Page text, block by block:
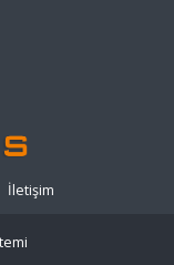
İletişim